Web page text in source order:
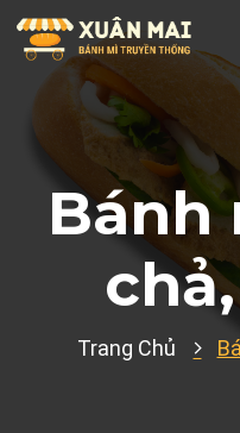
Bánh
Trang Chủ